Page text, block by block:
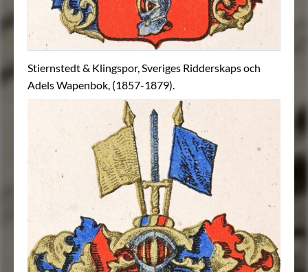
Stiernstedt & Klingspor, Sveriges Ridderskaps och
Adels Wapenbok, (1857-1879).